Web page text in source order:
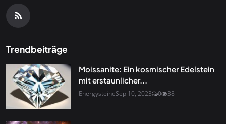
Trendbeiträge
Moissanite: Ein kosmischer Edelstein
mit erstaunlicher...
EnergysteineSep 10, 2023 0 38